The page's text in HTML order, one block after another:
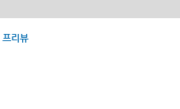
프리뷰